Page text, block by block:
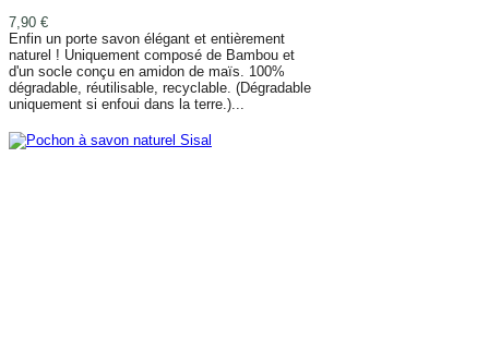
7,90 €
Enfin un porte savon élégant et entièrement
naturel ! Uniquement composé de Bambou et
d'un socle conçu en amidon de maïs. 100%
dégradable, réutilisable, recyclable. (Dégradable
uniquement si enfoui dans la terre.)...